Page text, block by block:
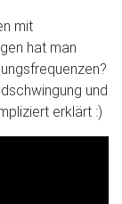
mit
hat man
und
erklärt :)